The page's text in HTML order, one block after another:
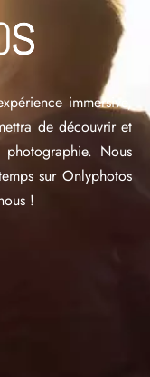
immersive,
de découvrir et
Nous
sur Onlyphotos
!